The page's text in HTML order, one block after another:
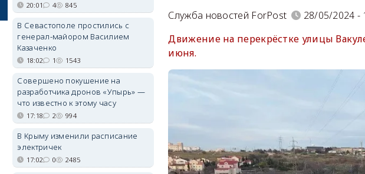
Служба новостей ForPost
28/05/2024 -
Движение на перекрёстке улицы
июня.
20:01 4 845
В Севастополе простились с
генерал-майором Василием
Казаченко
18:02 1 1543
Совершено покушение на
разработчика дронов «Упырь» —
что известно к этому часу
17:18 2 994
В Крыму изменили расписание
электричек
17:02 0 2485